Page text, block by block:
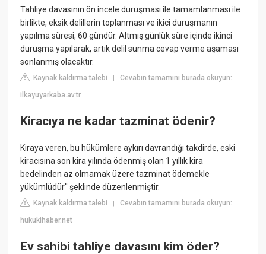
Tahliye davasının ön incele duruşması ile tamamlanması ile
birlikte, eksik delillerin toplanması ve ikici duruşmanın
yapılma süresi, 60 gündür. Altmış günlük süre içinde ikinci
duruşma yapılarak, artık delil sunma cevap verme aşaması
sonlanmış olacaktır.
Kaynak kaldırma talebi |Cevabın tamamını burada okuyun:
ilkayuyarkaba.av.tr
Kiracıya ne kadar tazminat ödenir?
Kiraya veren, bu hükümlere aykırı davrandığı takdirde, eski
kiracısına son kira yılında ödenmiş olan 1 yıllık kira
bedelinden az olmamak üzere tazminat ödemekle
yükümlüdür'' şeklinde düzenlenmiştir.
Kaynak kaldırma talebi |Cevabın tamamını burada okuyun:
hukukihaber.net
Ev sahibi tahliye davasını kim öder?